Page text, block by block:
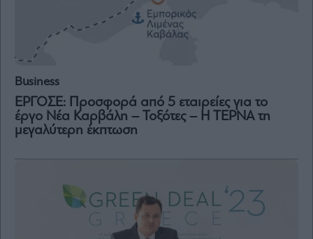
Business
ΕΡΓΟΣΕ: Προσφορά από 5 εταιρείες για το
έργο Νέα Καρβάλη – Τοξότες – Η ΤΕΡΝΑ τη
μεγαλύτερη έκπτωση